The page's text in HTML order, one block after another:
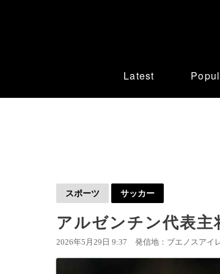
Latest
スポーツ サッカー
アルゼンチン代表
2026年5月29日 9:37 発信地：ブエノスアイ